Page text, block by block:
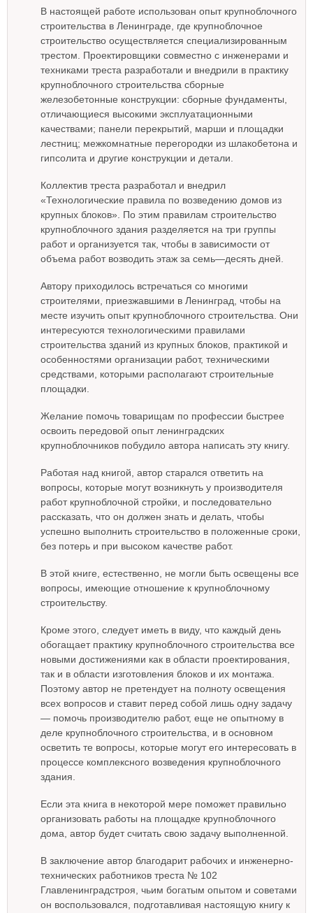
В настоящей работе использован опыт крупноблочного
строительства в Ленинграде, где крупноблочное
строительство осуществляется специализированным
трестом. Проектировщики совместно с инженерами и
техниками треста разработали и внедрили в практику
крупноблочного строительства сборные
железобетонные конструкции: сборные фундаменты,
отличающиеся высокими эксплуатационными
качествами; панели перекрытий, марши и площадки
лестниц; межкомнатные перегородки из шлакобетона и
гипсолита и другие конструкции и детали.
Коллектив треста разработал и внедрил
«Технологические правила по возведению домов из
крупных блоков». По этим правилам строительство
крупноблочного здания разделяется на три группы
работ и организуется так, чтобы в зависимости от
объема работ возводить этаж за семь—десять дней.
Автору приходилось встречаться со многими
строителями, приезжавшими в Ленинград, чтобы на
месте изучить опыт крупноблочного строительства. Они
интересуются технологическими правилами
строительства зданий из крупных блоков, практикой и
особенностями организации работ, техническими
средствами, которыми располагают строительные
площадки.
Желание помочь товарищам по профессии быстрее
освоить передовой опыт ленинградских
крупноблочников побудило автора написать эту книгу.
Работая над книгой, автор старался ответить на
вопросы, которые могут возникнуть у производителя
работ крупноблочной стройки, и последовательно
рассказать, что он должен знать и делать, чтобы
успешно выполнить строительство в положенные сроки,
без потерь и при высоком качестве работ.
В этой книге, естественно, не могли быть освещены все
вопросы, имеющие отношение к крупноблочному
строительству.
Кроме этого, следует иметь в виду, что каждый день
обогащает практику крупноблочного строительства все
новыми достижениями как в области проектирования,
так и в области изготовления блоков и их монтажа.
Поэтому автор не претендует на полноту освещения
всех вопросов и ставит перед собой лишь одну задачу
— помочь производителю работ, еще не опытному в
деле крупноблочного строительства, и в основном
осветить те вопросы, которые могут его интересовать в
процессе комплексного возведения крупноблочного
здания.
Если эта книга в некоторой мере поможет правильно
организовать работы на площадке крупноблочного
дома, автор будет считать свою задачу выполненной.
В заключение автор благодарит рабочих и инженерно-
технических работников треста № 102
Главленинградстроя, чьим богатым опытом и советами
он воспользовался, подготавливая настоящую книгу к